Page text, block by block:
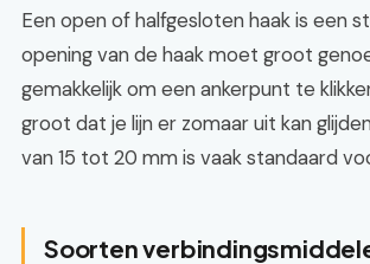
Een open of halfgesloten haak is een
opening van de haak moet groot
gemakkelijk om een ankerpunt te
groot dat je lijn er zomaar uit kan
van 15 tot 20 mm is vaak standaard
Soorten